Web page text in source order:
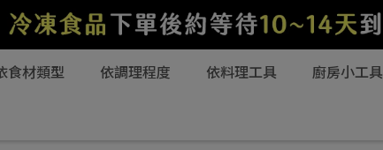
食材類型 依調理程度 依料理工具 廚房小工具